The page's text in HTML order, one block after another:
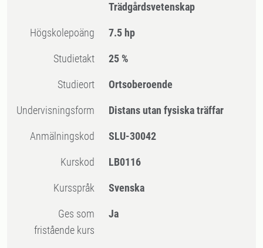
Trädgårdsvetenskap
högskolepoäng 7.5 hp
Studietakt 25 %
Studieort Ortsoberoende
Undervisningsform Distans utan fysiska träffar
Anmälningskod SLU-30042
Kurskod LB0116
Kursspråk Svenska
Ges som
fristående kurs
Ja